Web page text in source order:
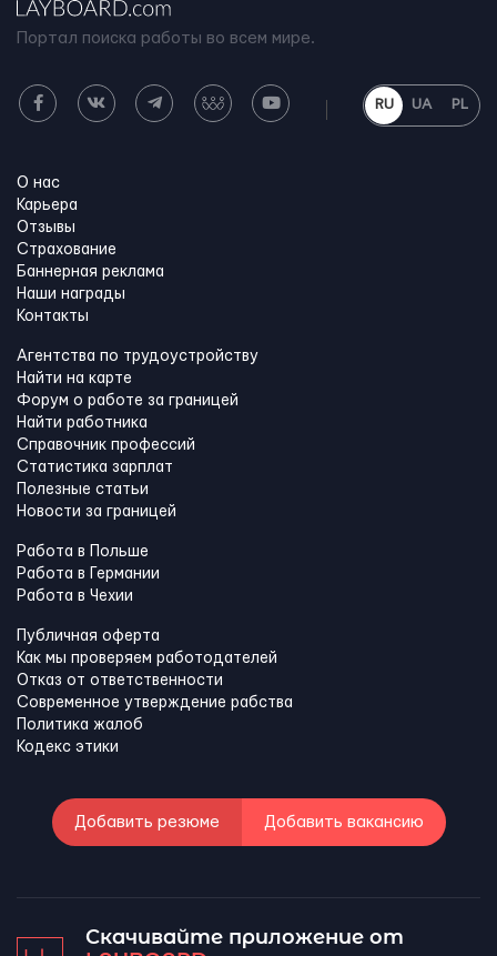
Портал поиска работы во всем мире.
RU UA PL
О нас
Карьера
Отзывы
Страхование
Баннерная реклама
Наши награды
Контакты
Агентства по трудоустройству
Найти на карте
Форум о работе за границей
Найти работника
Справочник профессий
Статистика зарплат
Полезные статьи
Новости за границей
Работа в Польше
Работа в Германии
Работа в Чехии
Публичная оферта
Как мы проверяем работодателей
Отказ от ответственности
Современное утверждение рабства
Политика жалоб
Кодекс этики
Добавить резюме Добавить вакансию
Скачивайте приложение от